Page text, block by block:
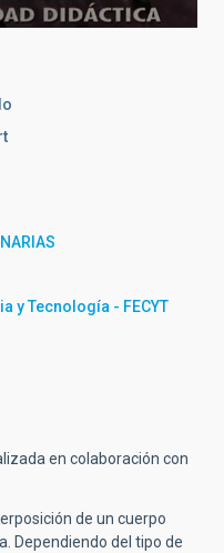
y Tecnología - FECYT
en colaboración con
de un cuerpo
Dependiendo del tipo de